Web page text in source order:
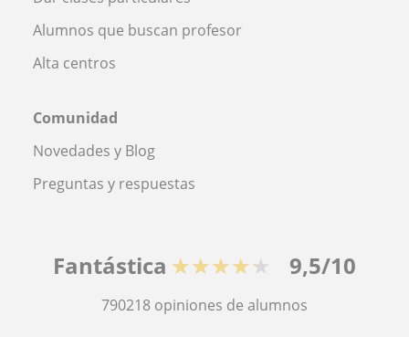
Alumnos que buscan profesor
Alta centros
Comunidad
Novedades y Blog
Preguntas y respuestas
Fantástica ★★★★★ 9,5/10
790218 opiniones de alumnos